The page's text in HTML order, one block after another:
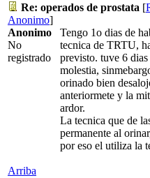
Re: operados de prostata [
Anonimo]
Anonimo
No
registrado
Tengo 1o dias de
tecnica de TRTU,
previsto. tuve 6
molestia,
orinado bien
anteriormete y la
ardor.
La tecnica que de
permanente al
por eso el utiliza la
Arriba